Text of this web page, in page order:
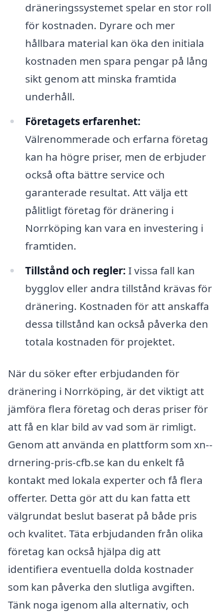
dräneringssystemet spelar en stor roll
för kostnaden. Dyrare och mer
hållbara material kan öka den initiala
kostnaden men spara pengar på lång
sikt genom att minska framtida
underhåll.
Företagets erfarenhet:
Välrenommerade och erfarna företag
kan ha högre priser, men de erbjuder
också ofta bättre service och
garanterade resultat. Att välja ett
pålitligt företag för dränering i
Norrköping kan vara en investering i
framtiden.
Tillstånd och regler: I vissa fall kan
bygglov eller andra tillstånd krävas för
dränering. Kostnaden för att anskaffa
dessa tillstånd kan också påverka den
totala kostnaden för projektet.
När du söker efter erbjudanden för
dränering i Norrköping, är det viktigt att
jämföra flera företag och deras priser för
att få en klar bild av vad som är rimligt.
Genom att använda en plattform som xn--
drnering-pris-cfb.se kan du enkelt få
kontakt med lokala experter och få flera
offerter. Detta gör att du kan fatta ett
välgrundat beslut baserat på både pris
och kvalitet. Täta erbjudanden från olika
företag kan också hjälpa dig att
identifiera eventuella dolda kostnader
som kan påverka den slutliga avgiften.
Tänk noga igenom alla alternativ, och